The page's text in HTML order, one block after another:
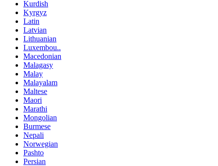
Kurdish
Kyrgyz
Latin
Latvian
Lithuanian
Luxembou..
Macedonian
Malagasy
Malay
Malayalam
Maltese
Maori
Marathi
Mongolian
Burmese
Nepali
Norwegian
Pashto
Persian